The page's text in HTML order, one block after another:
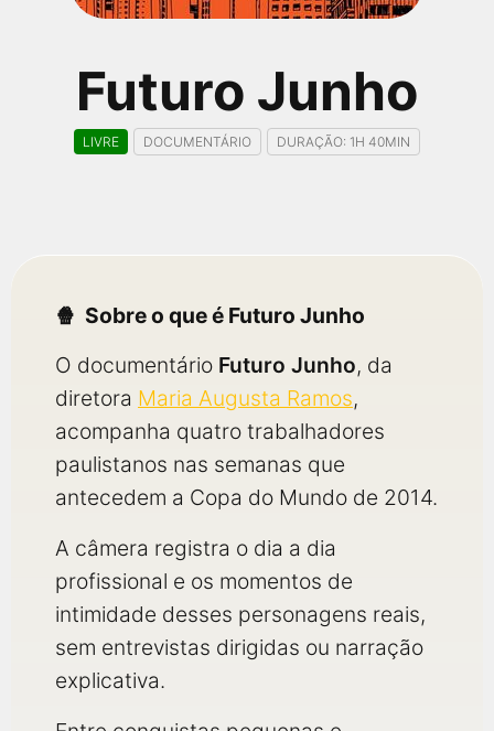
Futuro Junho
LIVRE DOCUMENTÁRIO DURAÇÃO: 1H 40MIN
Sobre o que é Futuro Junho
O documentário Futuro Junho, da
diretora Maria Augusta Ramos,
acompanha quatro trabalhadores
paulistanos nas semanas que
antecedem a Copa do Mundo de 2014.
A câmera registra o dia a dia
profissional e os momentos de
intimidade desses personagens reais,
sem entrevistas dirigidas ou narração
explicativa.